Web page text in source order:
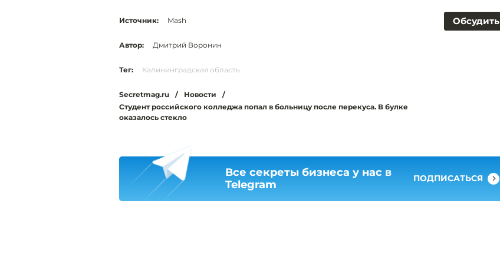
Обсудить
Источник: Mash
Автор: Дмитрий Воронин
Тег: Калининградская область
Secretmag.ru / Новости
/
Студент российского колледжа попал в больницу после перекуса. В булке
оказалось стекло
Все секреты бизнеса у нас в
Telegram
ПОДПИСАТЬСЯ